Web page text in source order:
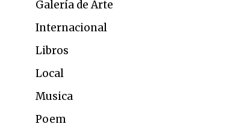
Galería de Arte
Internacional
Libros
Local
Musica
Poem